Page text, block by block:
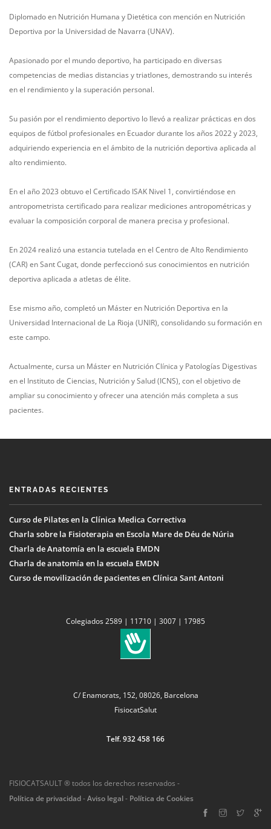
Diplomado en Nutrición Humana y Dietética con mención en Nutrición
Deportiva por la Universidad de Navarra (UNAV).
Apasionado por el mundo deportivo, ha participado en diversas
competencias de medias distancias y triatlones, demostrando su interés
en el rendimiento y la superación personal.
Su pasión por el rendimiento deportivo lo llevó a realizar prácticas en dos
equipos de fútbol profesionales en Ecuador durante los años 2022 y 2023,
adquiriendo experiencia en el ámbito de la nutrición deportiva aplicada al
alto rendimiento.
En el año 2023 obtuvo el Certificado ISAK Nivel 1, convirtiéndose en
antropometrista certificado para realizar mediciones antropométricas y
evaluar la composición corporal de manera precisa y profesional.
En 2024 realizó una estancia tutelada en el Centro de Alto Rendimiento
(CAR) en Sant Cugat, donde perfeccionó sus conocimientos en nutrición
deportiva aplicada a atletas de élite.
Ese mismo año, completó un Máster en Nutrición Deportiva en la
Universidad Internacional de La Rioja (UNIR), consolidando su formación en
este campo.
Actualmente, cursa un Máster en Nutrición Clínica y Patologías Digestivas
en el Instituto de Ciencias, Nutrición y Salud (ICNS), con el objetivo de
ampliar su conocimiento y ofrecer una atención más completa a sus
pacientes.
ENTRADAS RECIENTES
Curso de Pilates en la Clínica Medica Correctiva
Charla sobre la Fisioterapia en Escola Mare de Déu de Núria
Charla de Anatomía en la escuela EMDN
Charla de anatomía en la escuela EMDN
Curso de movilización de pacientes en Clínica Sant Antoni
Colegiados 2589 | 11710 | 3007 | 17985
C/ Enamorats, 152, 08026, Barcelona
FisiocatSalut
Telf. 932 458 166
FISIOCATSAULT ® todos los derechos reservados -
Política de privacidad-Aviso legal- Política de Cookies